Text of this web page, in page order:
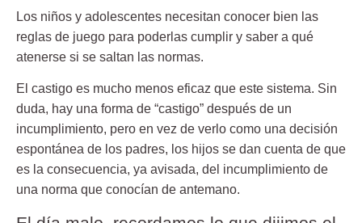
Los niños y adolescentes necesitan conocer bien las
reglas de juego para poderlas cumplir y saber a qué
atenerse si se saltan las normas.
El castigo es mucho menos eficaz que este sistema. Sin
duda, hay una forma de “castigo” después de un
incumplimiento, pero en vez de verlo como una decisión
espontánea de los padres, los hijos se dan cuenta de que
es la consecuencia, ya avisada, del incumplimiento de
una norma que conocían de antemano.